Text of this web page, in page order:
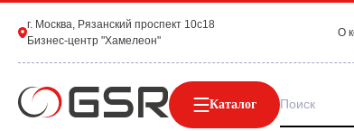
г. Москва, Рязанский проспект 10с18
Бизнес-центр "Хамелеон"
О
Каталог